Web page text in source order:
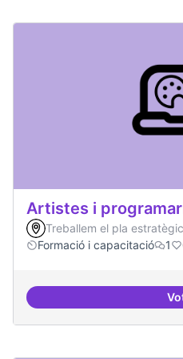
Artistes i
Treballem el pla
Formació i capacitació
1